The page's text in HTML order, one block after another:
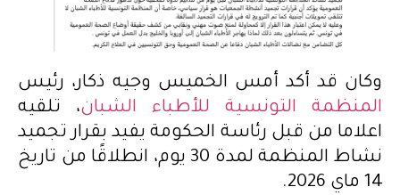
وكان قد أكد أمس الخميس وجيه ذكار، رئيس
المنظمة التونسية للأطباء الشبان، تلقيه
اعلاما من قبل رئاسة الحكومة يفيد بقرار تجميد
نشاط المنظمة لمدة 30 يوم، انطلاقًا من تاريخ
14 ماي 2026.